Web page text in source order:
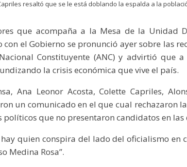
resaltó que se le está doblando la espalda a la
que acompaña a la Mesa de la Unidad
con el Gobierno se pronunció ayer sobre las
Constituyente (ANC) y advirtió que
la crisis económica que vive el país.
Ana Leonor Acosta, Colette Capriles,
un comunicado en el que cual rechazaron
que no presentaron candidatos en las
hay quien conspira del lado del oficialismo en
Medina Rosa”.